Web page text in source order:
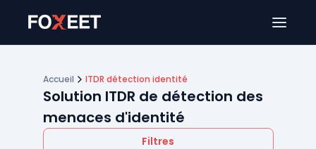
Accueil ITDR détection identité
Solution ITDR de détection des
menaces d'identité
Filtres